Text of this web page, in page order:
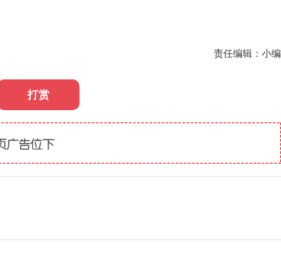
责任编辑：小编
打赏